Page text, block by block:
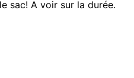
sac! A voir sur la durée.